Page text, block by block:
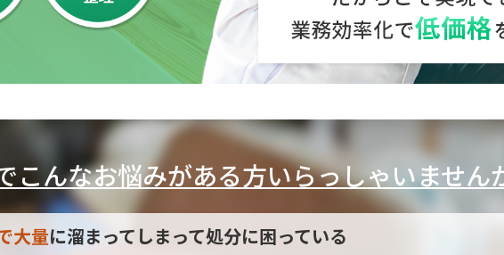
こんなお悩みがある方いらっしゃいません
大量に溜まってしまって処分に困っている